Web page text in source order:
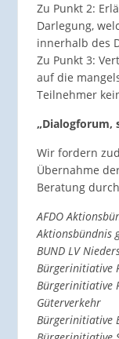
Zu Punkt 2:
Darlegung,
innerhalb des
Zu Punkt 3:
auf die
Teilnehmer
„Dialogforum,
Wir fordern
Übernahme
Beratung
AFDO
Aktionsbündnis
BUND LV
Bürgerinitiative
Bürgerinitiative
Güterverkehr
Bürgerinitiative